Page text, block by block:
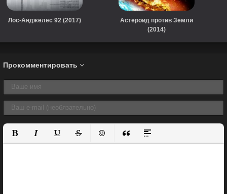
Лос-Анджелес 92 (2017)
Астероид против Земли
(2014)
Прокомментировать
Полужирный
КурсивПодчеркнутый
ЗачеркнутыйВставить смайлик
Вставка цитаты
Вставка спойлера